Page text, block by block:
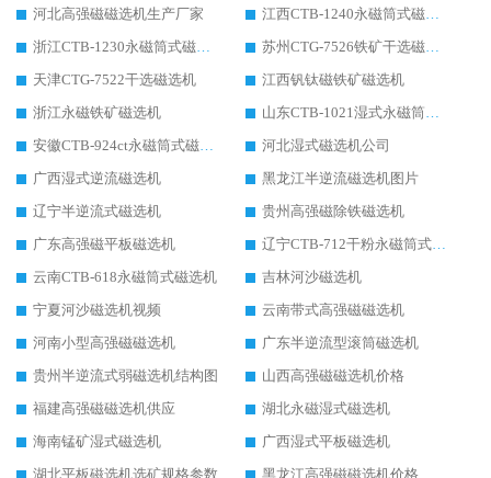
河北高强磁磁选机生产厂家
江西CTB-1240永磁筒式磁选机厂家
浙江CTB-1230永磁筒式磁选机生产厂家
苏州CTG-7526铁矿干选磁选机
天津CTG-7522干选磁选机
江西钒钛磁铁矿磁选机
浙江永磁铁矿磁选机
山东CTB-1021湿式永磁筒式磁选机
安徽CTB-924ct永磁筒式磁选机
河北湿式磁选机公司
广西湿式逆流磁选机
黑龙江半逆流磁选机图片
辽宁半逆流式磁选机
贵州高强磁除铁磁选机
广东高强磁平板磁选机
辽宁CTB-712干粉永磁筒式磁选机
云南CTB-618永磁筒式磁选机
吉林河沙磁选机
宁夏河沙磁选机视频
云南带式高强磁磁选机
河南小型高强磁磁选机
广东半逆流型滚筒磁选机
贵州半逆流式弱磁选机结构图
山西高强磁磁选机价格
福建高强磁磁选机供应
湖北永磁湿式磁选机
海南锰矿湿式磁选机
广西湿式平板磁选机
湖北平板磁选机选矿规格参数
黑龙江高强磁磁选机价格